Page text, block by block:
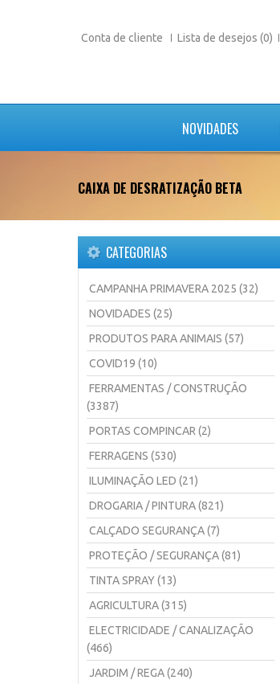
Conta de cliente Lista de desejos (0)
NOVIDADES
CAIXA DE DESRATIZAÇÃO BETA
CATEGORIAS
CAMPANHA PRIMAVERA 2025 (32)
NOVIDADES (25)
PRODUTOS PARA ANIMAIS (57)
COVID19 (10)
FERRAMENTAS / CONSTRUÇÃO
(3387)
PORTAS COMPINCAR (2)
FERRAGENS (530)
ILUMINAÇÃO LED (21)
DROGARIA / PINTURA (821)
CALÇADO SEGURANÇA (7)
PROTEÇÃO / SEGURANÇA (81)
TINTA SPRAY (13)
AGRICULTURA (315)
ELECTRICIDADE / CANALIZAÇÃO
(466)
JARDIM / REGA (240)